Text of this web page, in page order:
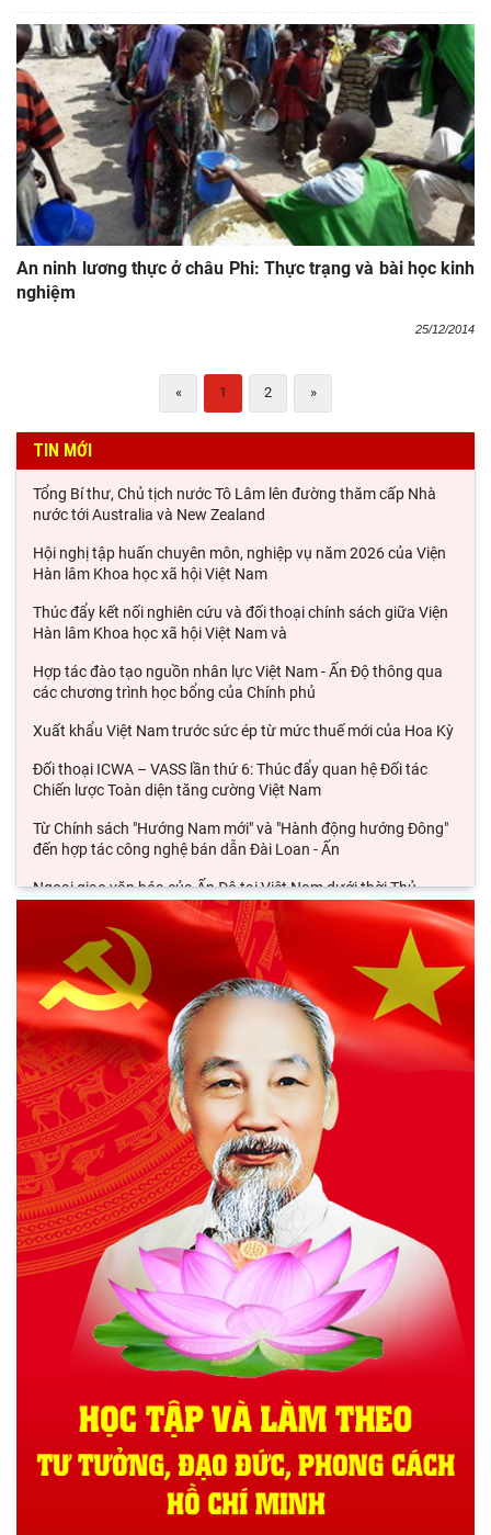
An ninh lương thực ở châu Phi: Thực trạng và bài học kinh
nghiệm
25/12/2014
« 1 2 »
TIN MỚI
Tổng Bí thư, Chủ tịch nước Tô Lâm lên đường thăm cấp Nhà
nước tới Australia và New Zealand
Hội nghị tập huấn chuyên môn, nghiệp vụ năm 2026 của Viện
Hàn lâm Khoa học xã hội Việt Nam
Thúc đẩy kết nối nghiên cứu và đối thoại chính sách giữa Viện
Hàn lâm Khoa học xã hội Việt Nam và
Hợp tác đào tạo nguồn nhân lực Việt Nam - Ấn Độ thông qua
các chương trình học bổng của Chính phủ
Xuất khẩu Việt Nam trước sức ép từ mức thuế mới của Hoa Kỳ
Đối thoại ICWA – VASS lần thứ 6: Thúc đẩy quan hệ Đối tác
Chiến lược Toàn diện tăng cường Việt Nam
Từ Chính sách "Hướng Nam mới" và "Hành động hướng Đông"
đến hợp tác công nghệ bán dẫn Đài Loan - Ấn
Ngoại giao văn hóa của Ấn Độ tại Việt Nam dưới thời Thủ
tướng Narendra Modi (2014 – 2026).
Từ quan niệm của C.Mác về công bằng phân phối đến nguyên
tắc phân phối trong nền kinh tế thị trường
Đổi mới công tác kiểm tra, giám sát tại Chi bộ Viện Nhà nước
và Pháp luật: Gắn siết chặt kỷ cương